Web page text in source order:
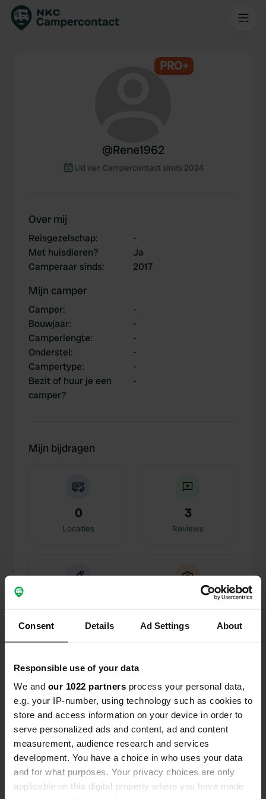
Consent Details Ad Settings About
Responsible use of your data
We and our 1022 partners process your personal data,
e.g. your IP-number, using technology such as cookies to
store and access information on your device in order to
serve personalized ads and content, ad and content
measurement, audience research and services
development. You have a choice in who uses your data
and for what purposes. Your privacy choices are only
applicable on this digital property where you have made
PRO+
@Rene1962
Lid van Campercontact sinds 2024
Over mij
Reisgezelschap:
-
Met huisdieren?
Ja
Camperaar sinds: 2017
Mijn camper
Camper:
-
Bouwjaar:
-
Camperlengte:
-
Onderstel:
-
Campertype:
-
Bezit of huur je een
camper?
-
Mijn bijdragen
0
Locaties
3
Reviews
Alle Locaties Foto's Reviews
Een locatie beoordeeld—3 maanden geleden
Bij aankomst dachten we dit is voor 1 nacht. Maar
wat een ontvangst! Je voelt je direct thuis bij
Monim en zijn gezin. Niets is te veel. Er wordt 3x
per dag voor heerlijk eten gezorgd en zij stellen